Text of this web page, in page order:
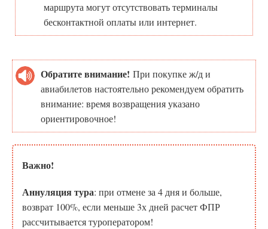
маршрута могут отсутствовать терминалы
бесконтактной оплаты или интернет.
Обратите внимание! При покупке ж/д и
авиабилетов настоятельно рекомендуем обратить
внимание: время возвращения указано
ориентировочное!
Важно!
Аннуляция тура: при отмене за 4 дня и больше,
возврат 100%, если меньше 3х дней расчет ФПР
рассчитывается туроператором!